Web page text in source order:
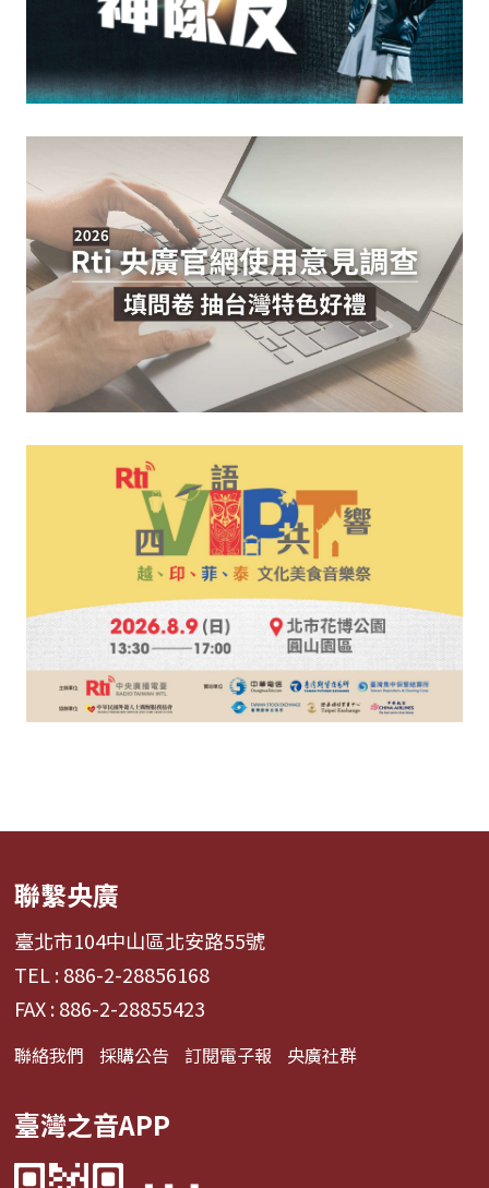
聯繫央廣
臺北市104中山區北安路55號
TEL : 886-2-28856168
FAX : 886-2-28855423
聯絡我們 採購公告 訂閱電子報 央廣社群
臺灣之音APP